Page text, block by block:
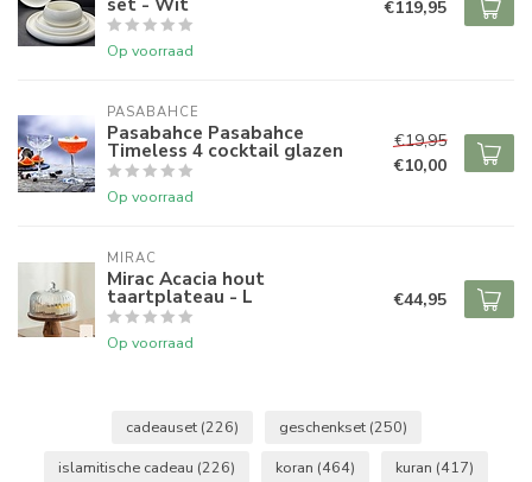
Op voorraad
€119,95
PASABAHCE
Pasabahce Pasabahce
Timeless 4 cocktail glazen
Op voorraad
€19,95
€10,00
MIRAC
Mirac Acacia hout
taartplateau - L
Op voorraad
€44,95
cadeauset (226) geschenkset (250)
islamitische cadeau (226) koran (464) kuran (417)